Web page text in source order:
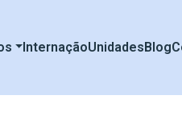
InternaçãoUnidadesBlog